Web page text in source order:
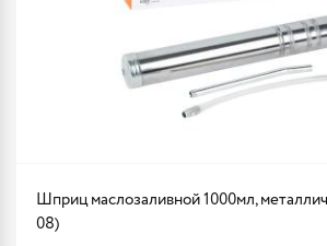
Шприц маслозаливной 1000мл,
08)